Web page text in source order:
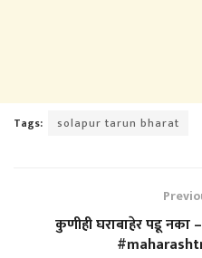
Tags: solapur tarun bharat
कुणीही घराबाहेर पडू